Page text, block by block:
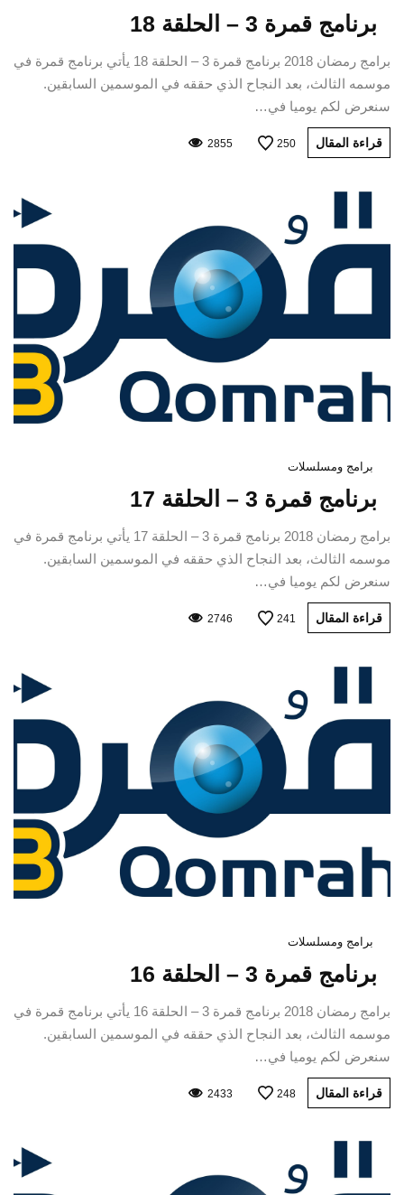
برنامج قمرة 3 – الحلقة 18
برامج رمضان 2018 برنامج قمرة 3 – الحلقة 18 يأتي برنامج قمرة في
موسمه الثالث، بعد النجاح الذي حققه في الموسمين السابقين.
سنعرض لكم يوميا في…
قراءة المقال 250
2855
برامج ومسلسلات
برنامج قمرة 3 – الحلقة 17
برامج رمضان 2018 برنامج قمرة 3 – الحلقة 17 يأتي برنامج قمرة في
موسمه الثالث، بعد النجاح الذي حققه في الموسمين السابقين.
سنعرض لكم يوميا في…
قراءة المقال 241
2746
برامج ومسلسلات
برنامج قمرة 3 – الحلقة 16
برامج رمضان 2018 برنامج قمرة 3 – الحلقة 16 يأتي برنامج قمرة في
موسمه الثالث، بعد النجاح الذي حققه في الموسمين السابقين.
سنعرض لكم يوميا في…
قراءة المقال 248
2433